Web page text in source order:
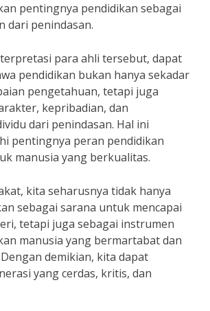
pentingnya pendidikan sebagai
dari penindasan.
para ahli tersebut, dapat
pendidikan bukan hanya sekadar
pengetahuan, tetapi juga
kepribadian, dan
dari penindasan. Hal ini
pentingnya peran pendidikan
manusia yang berkualitas.
kita seharusnya tidak hanya
sebagai sarana untuk mencapai
tetapi juga sebagai instrumen
manusia yang bermartabat dan
demikian, kita dapat
yang cerdas, kritis, dan